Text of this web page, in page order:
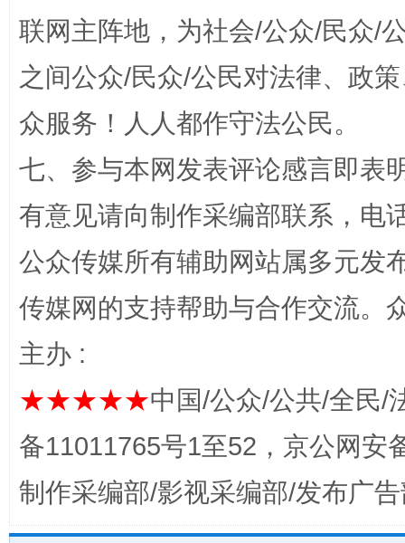
“蜀中异人”王建安的艺术幻境
完善运行机制助力责任有效落实 一纸欠
联网主阵地，为社会/公众/民众/
之间公众/民众/公民对法律、政
众服务！人人都作守法公民。
七、参与本网发表评论感言即表
有意见请向制作采编部联系，电
公众传媒所有辅助网站属多元发
传媒网的支持帮助与合作交流。
主办 :
★★★★★中国/公众/公共/全民/
备11011765号1至52，京公网安
制作采编部/影视采编部/发布广